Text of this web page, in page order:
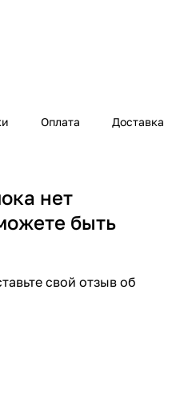
Оплата Доставка
нет
быть
свой отзыв об